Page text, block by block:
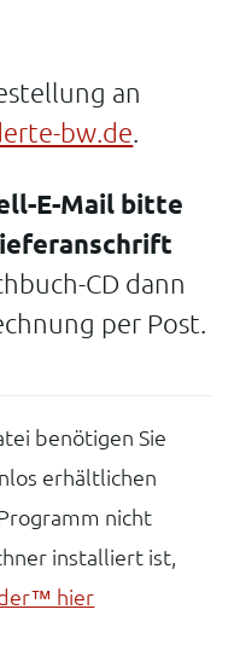
an
bw.de
E-Mail bitte
CD dann
per Post.
benötigen Sie
erhältlichen
nicht
installiert ist,
hier